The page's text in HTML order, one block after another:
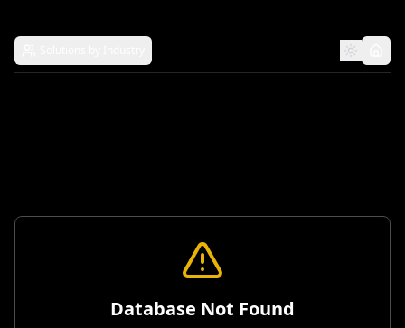
Database Not Found